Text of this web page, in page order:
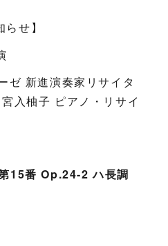
せ】
ゼ 新進演奏家リサイタ
入柚子 ピアノ・リサイ
15番 Op.24-2 ハ長調